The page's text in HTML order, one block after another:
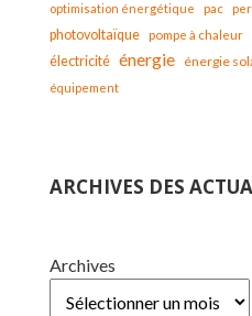
optimisation énergétique pac
photovoltaïque pompe à chaleur
électricité énergie énergie
équipement
ARCHIVES DES
Archives